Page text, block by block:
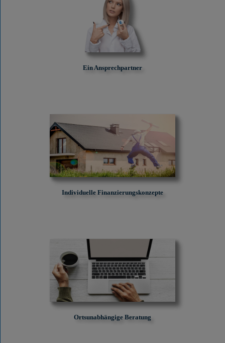
Ein Ansprechpartner
Individuelle Finanzierungskonzepte
Ortsunabhängige Beratung